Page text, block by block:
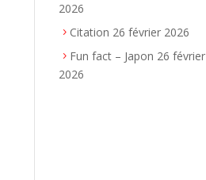
2026
Citation 26 février 2026
Fun fact – Japon 26 février
2026